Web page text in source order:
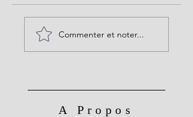
Commenter et noter...
A Propos